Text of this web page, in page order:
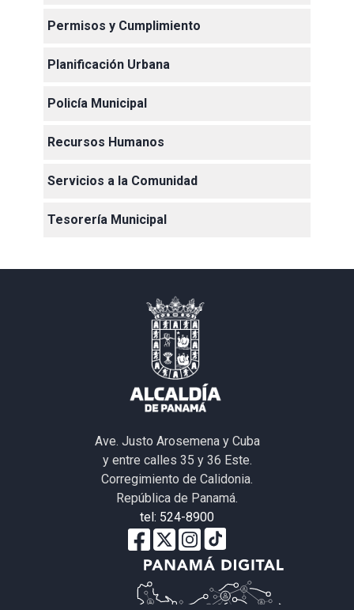
Permisos y Cumplimiento
Planificación Urbana
Policía Municipal
Recursos Humanos
Servicios a la Comunidad
Tesorería Municipal
Ave. Justo Arosemena y Cuba
y entre calles 35 y 36 Este.
Corregimiento de Calidonia.
República de Panamá.
tel: 524-8900